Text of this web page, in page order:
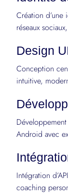
Création d’une
réseaux
Design
Conception
intuitive,
Android avec
Intégration
coaching